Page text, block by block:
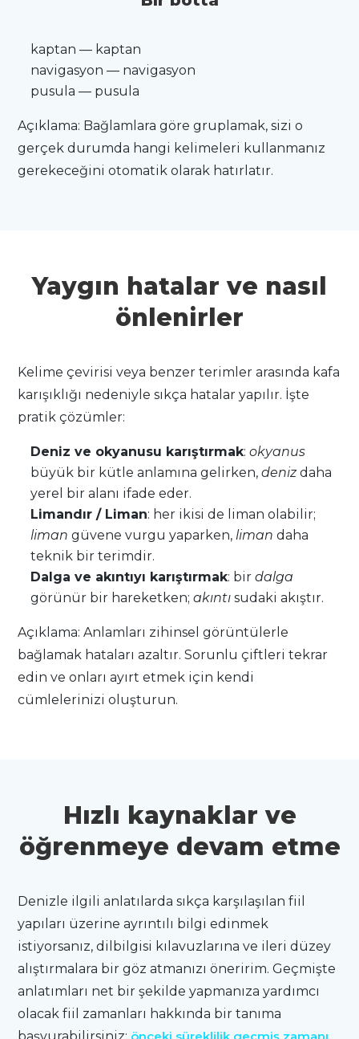
kaptan — kaptan
navigasyon — navigasyon
pusula — pusula
Açıklama: Bağlamlara göre gruplamak, sizi o
gerçek durumda hangi kelimeleri kullanmanız
gerekeceğini otomatik olarak hatırlatır.
Yaygın hatalar ve nasıl
önlenirler
Kelime çevirisi veya benzer terimler arasında kafa
karışıklığı nedeniyle sıkça hatalar yapılır. İşte
pratik çözümler:
Deniz ve okyanusu karıştırmak:okyanus
büyük bir kütle anlamına gelirken,denizdaha
yerel bir alanı ifade eder.
Limandır / Liman: her ikisi de liman olabilir;
liman güvene vurgu yaparken,liman daha
teknik bir terimdir.
Dalga ve akıntıyı karıştırmak: birdalga
görünür bir hareketken;akıntı sudaki akıştır.
Açıklama: Anlamları zihinsel görüntülerle
bağlamak hataları azaltır. Sorunlu çiftleri tekrar
edin ve onları ayırt etmek için kendi
cümlelerinizi oluşturun.
Hızlı kaynaklar ve
öğrenmeye devam etme
Denizle ilgili anlatılarda sıkça karşılaşılan fiil
yapıları üzerine ayrıntılı bilgi edinmek
istiyorsanız, dilbilgisi kılavuzlarına ve ileri düzey
alıştırmalara bir göz atmanızı öneririm. Geçmişte
anlatımları net bir şekilde yapmanıza yardımcı
olacak fiil zamanları hakkında bir tanıma